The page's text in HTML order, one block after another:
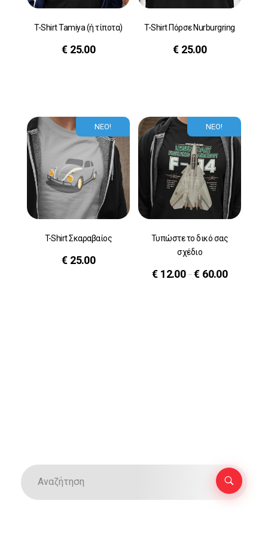
T-Shirt Tamiya (ή τίποτα)
€ 25.00
T-Shirt Πόρσε Nurburgring
€ 25.00
ΝΕΟ!
T-Shirt Σκαραβαίος
€ 25.00
ΝΕΟ!
Τυπώστε το δικό σας
σχέδιο
€ 12.00–€ 60.00